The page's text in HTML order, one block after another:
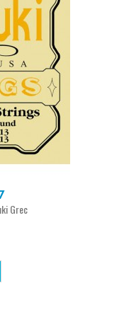
Grec